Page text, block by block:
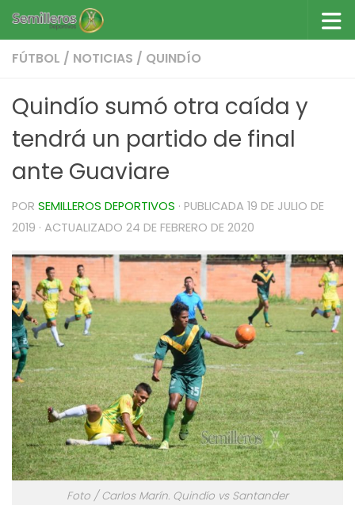
Saltar al contenido
FÚTBOL / NOTICIAS / QUINDÍO
Quindío sumó otra caída y
tendrá un partido de final
ante Guaviare
POR SEMILLEROS DEPORTIVOS · PUBLICADA 19 DE JULIO DE
2019 · ACTUALIZADO 24 DE FEBRERO DE 2020
Foto / Carlos Marín. Quindío vs Santander